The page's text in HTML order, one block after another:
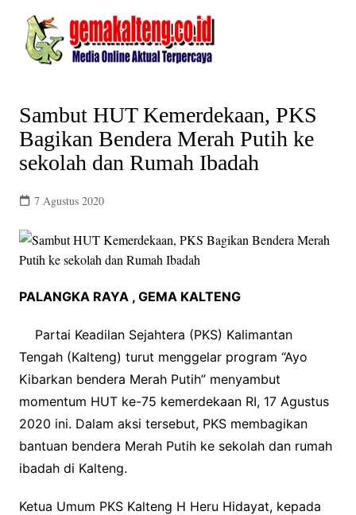
content
Sambut HUT Kemerdekaan, PKS
Bagikan Bendera Merah Putih ke
sekolah dan Rumah Ibadah
7 Agustus 2020
PALANGKA RAYA , GEMA KALTENG
Partai Keadilan Sejahtera (PKS) Kalimantan
Tengah (Kalteng) turut menggelar program “Ayo
Kibarkan bendera Merah Putih” menyambut
momentum HUT ke-75 kemerdekaan RI, 17 Agustus
2020 ini. Dalam aksi tersebut, PKS membagikan
bantuan bendera Merah Putih ke sekolah dan rumah
ibadah di Kalteng.
Ketua Umum PKS Kalteng H Heru Hidayat, kepada